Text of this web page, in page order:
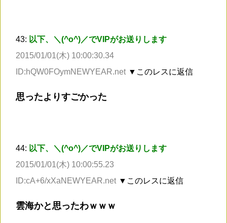
43: 以下、＼(^o^)／でVIPがお送りします
2015/01/01(木) 10:00:30.34
ID:hQW0FOymNEWYEAR.net ▼このレスに返信
思ったよりすごかった
44: 以下、＼(^o^)／でVIPがお送りします
2015/01/01(木) 10:00:55.23
ID:cA+6/xXaNEWYEAR.net ▼このレスに返信
雲海かと思ったわｗｗｗ